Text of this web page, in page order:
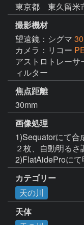
東京都 東久留
撮影機材
望遠鏡：シグマ
カメラ：リコー
アストロトレーサ
ィルター
焦点距離
30mm
画像処理
1)Sequatorにて合
２枚、自動明る
2)FlatAideProに
カテゴリー
天の川
天体